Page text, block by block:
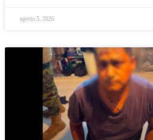
agosto 5, 2026